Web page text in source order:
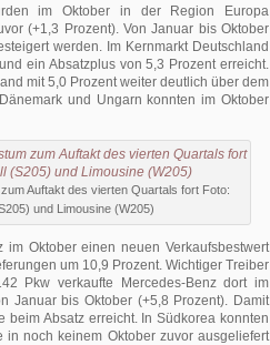
im Oktober in der Region Europa
(+1,3 Prozent). Von Januar bis Oktober
werden. Im Kernmarkt Deutschland
ein Absatzplus von 5,3 Prozent erreicht.
mit 5,0 Prozent weiter deutlich über dem
und Ungarn konnten im Oktober
Auftakt des vierten Quartals fort Foto:
und Limousine (W205)
im Oktober einen neuen Verkaufsbestwert
um 10,9 Prozent. Wichtiger Treiber
Pkw verkaufte Mercedes-Benz dort im
Januar bis Oktober (+5,8 Prozent). Damit
Absatz erreicht. In Südkorea konnten
noch keinem Oktober zuvor ausgeliefert